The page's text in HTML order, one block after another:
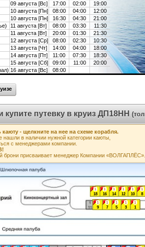
09 августа [Вс] 17:00 02:00
19:00
10 августа [Пн] 08:00 04:00
12:00
10 августа [Пн] 16:30 04:30
21:00
11 августа [Вт] 08:00 03:30
11:30
11 августа [Вт] 20:00 01:30
21:30
12 августа [Ср] 08:00 02:30
10:30
13 августа [Чт] 14:00 04:00
18:00
14 августа [Пт] 11:00 07:30
18:30
15 августа [Сб] 09:00 11:00
20:00
16 августа [Вс] 08:00
купите путевку в круиз ДП18НН
- щелкните на нее на схеме корабля.
в наличии нужной категории каюты,
с менеджерами компании.
присваивает менеджер Компании «ВОЛГАПЛЁС».
1
1
1
10
1
12
1
14
1
16
1
18
1
3
1
5
1
7
1
8
1
9